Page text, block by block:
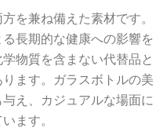
を兼ね備えた素材です。
長期的な健康への影響を
物質を含まない代替品と
ます。ガラスボトルの美
え、カジュアルな場面に
ます。